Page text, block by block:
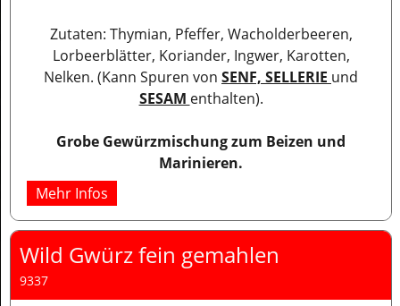
Zutaten: Thymian, Pfeffer, Wacholderbeeren,
Lorbeerblätter, Koriander, Ingwer, Karotten,
Nelken. (Kann Spuren von SENF, SELLERIE und
SESAM enthalten).
Grobe Gewürzmischung zum Beizen und
Marinieren.
Mehr Infos
Wild Gwürz fein gemahlen
9337